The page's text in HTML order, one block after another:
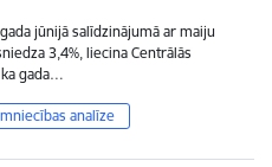
jūnijā salīdzinājumā ar maiju
3,4%, liecina Centrālās
gada…
analīze